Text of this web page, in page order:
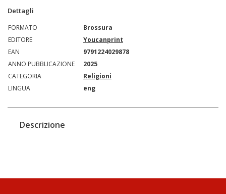
Dettagli
FORMATO
Brossura
EDITORE
Youcanprint
EAN
9791224029878
ANNO PUBBLICAZIONE
2025
CATEGORIA
Religioni
LINGUA
eng
Descrizione